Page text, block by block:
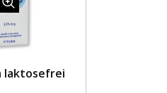
laktosefrei